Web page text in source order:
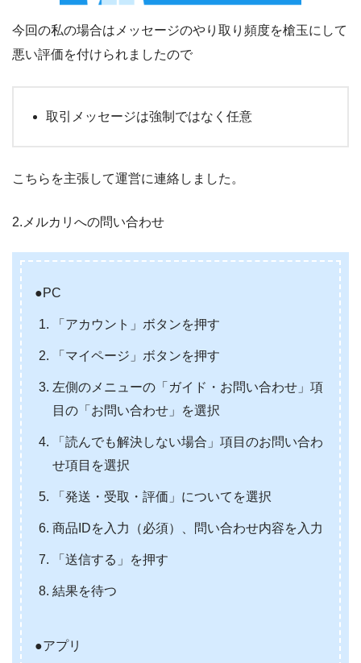
今回の私の場合はメッセージのやり取り頻度を槍玉にして
悪い評価を付けられましたので
取引メッセージは強制ではなく任意
こちらを主張して運営に連絡しました。
2.メルカリへの問い合わせ
●PC
「アカウント」ボタンを押す
「マイページ」ボタンを押す
左側のメニューの「ガイド・お問い合わせ」項
目の「お問い合わせ」を選択
「読んでも解決しない場合」項目のお問い合わ
せ項目を選択
「発送・受取・評価」についてを選択
商品IDを入力（必須）、問い合わせ内容を入力
「送信する」を押す
結果を待つ
●アプリ